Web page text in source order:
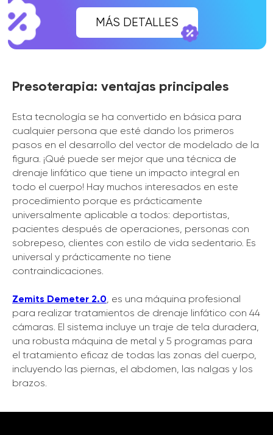
Presoterapia: ventajas principales
Esta tecnología se ha convertido en básica para
cualquier persona que esté dando los primeros
pasos en el desarrollo del vector de modelado de la
figura. ¡Qué puede ser mejor que una técnica de
drenaje linfático que tiene un impacto integral en
todo el cuerpo! Hay muchos interesados ​​en este
procedimiento porque es prácticamente
universalmente aplicable a todos: deportistas,
pacientes después de operaciones, personas con
sobrepeso, clientes con estilo de vida sedentario. Es
universal y prácticamente no tiene
contraindicaciones.
Zemits Demeter 2.0 , es una máquina profesional
para realizar tratamientos de drenaje linfático con 44
cámaras. El sistema incluye un traje de tela duradera,
una robusta máquina de metal y 5 programas para
el tratamiento eficaz de todas las zonas del cuerpo,
incluyendo las piernas, el abdomen, las nalgas y los
brazos.